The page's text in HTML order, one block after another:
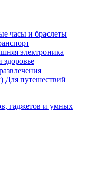
часы и браслеты
электроника
здоровье
Для путешествий
гаджетов и умных